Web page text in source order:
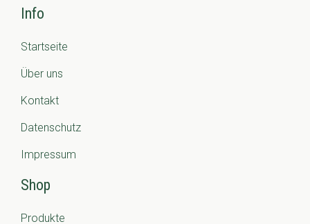
Info
Startseite
Über uns
Kontakt
Datenschutz
Impressum
Shop
Produkte